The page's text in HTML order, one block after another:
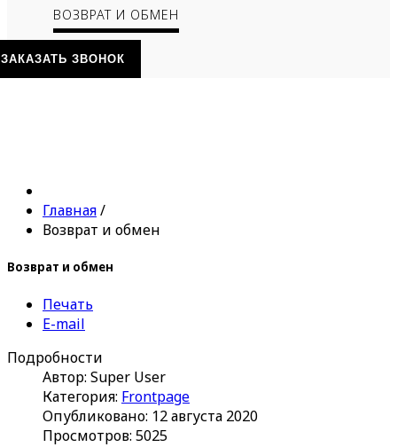
ВОЗВРАТ И ОБМЕН
ЗАКАЗАТЬ ЗВОНОК
Главная/
Возврат и обмен
Возврат и обмен
Печать
E-mail
Подробности
Автор: Super User
Категория: Frontpage
Опубликовано: 12 августа 2020
Просмотров: 5025